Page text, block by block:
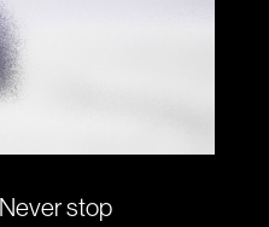
Never stop